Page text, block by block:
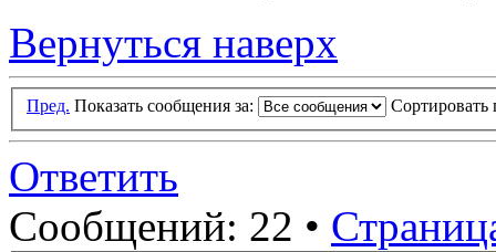
Вернуться наверх
Пред. Показать сообщения за: Сортировать
Ответить
Сообщений: 22 •